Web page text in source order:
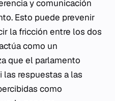
y comunicación
Esto puede prevenir
la fricción entre los dos
como un
que el parlamento
las respuestas a las
como